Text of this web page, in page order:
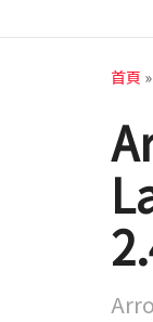
首頁 »